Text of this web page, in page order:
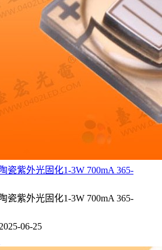
瓷紫外光固化1-3W 700mA 365-
瓷紫外光固化1-3W 700mA 365-
06-25